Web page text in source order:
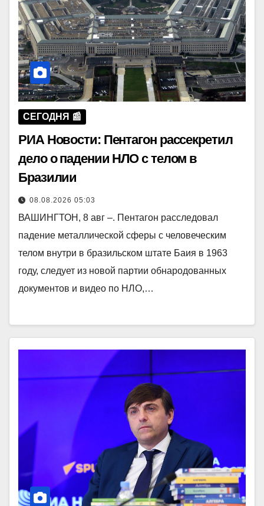
СЕГОДНЯ 📰
РИА Новости: Пентагон рассекретил
дело о падении НЛО с телом в
Бразилии
08.08.2026 05:03
ВАШИНГТОН, 8 авг –. Пентагон расследовал
падение металлической сферы с человеческим
телом внутри в бразильском штате Баия в 1963
году, следует из новой партии обнародованных
документов и видео по НЛО,…